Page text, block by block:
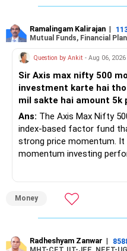
– PPF investment of
retirement.
– You have started
» Areas That Need More
– Your retirement is only
– Your child is just 6 years
– Higher education
retirement.
– So, retirement and
– Review whether your
– Increase SIP every year
– Even a small annual
– Keep retirement as your
Ramalingam Kalirajan |
Mutual Funds, Financial
Question by Ankit - Aug 06, 2026
Sir Axis max nifty 500 momentum 50 fund mai mai 5yr
investment karte hai
mil sakte hai amount 5k
Ans: The Axis Max Nifty
index-based factor fund
strong price momentum. It
momentum investing
carries higher risk and
My view for a 5-year
more suitable for this
Money
Radheshyam Zanwar |